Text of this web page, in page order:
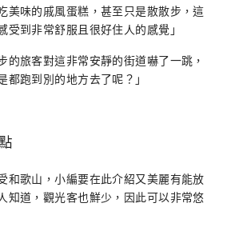
美味的戚風蛋糕，甚至只是散散步，這
到非常舒服且很好住人的感覺」
的旅客對這非常安靜的街道嚇了一跳，
跑到別的地方去了呢？」
和歌山，小編要在此介紹又美麗有能放
知道，觀光客也鮮少，因此可以非常悠